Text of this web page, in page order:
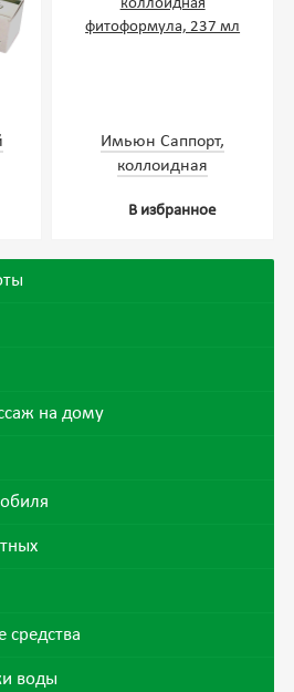
Имьюн Саппорт,
коллоидная
В избранное
на дому
воды